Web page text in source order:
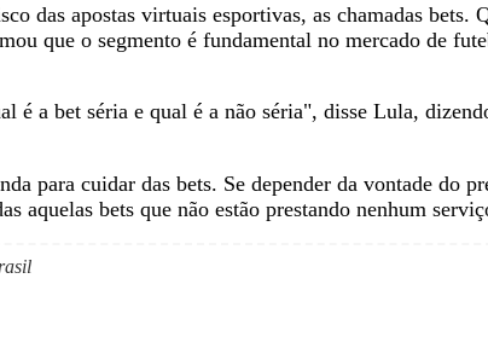
das apostas virtuais esportivas, as chamadas
que o segmento é fundamental no mercado de
é a bet séria e qual é a não séria", disse Lula,
para cuidar das bets. Se depender da vontade do
aquelas bets que não estão prestando nenhum